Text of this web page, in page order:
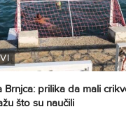
Brnjca: prilika da mali
što su naučili